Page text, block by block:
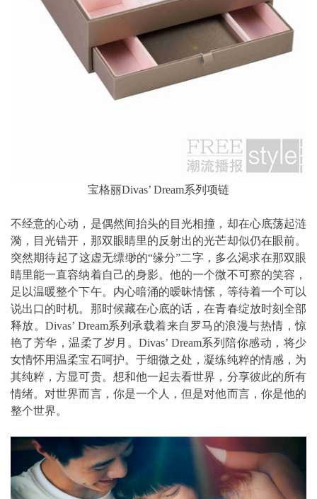
宝格丽Divas’ Dream系列项链
不经意的心动，是偶然间抬头的目光相撞，却在心底荡起涟
漪，目光错开，那双眼睛里的反射出的光芒却似仍在眼前。
突然期待起了这虚无缥缈的“缘分”二字，多么渴求在那双眼
睛里能一直容纳着自己的身影。他的一个微不可察的笑容，
足以温暖整个下午。内心暗涌的暧昧情愫，等待着一个可以
说出口的时机。那时候藏在心底的话，在青春绽放时刻全部
释放。Divas’ Dream系列承载着来自罗马的浪漫与热情，惊
艳了芳华，温柔了岁月。Divas’ Dream系列陪你感动，将少
女情怀用温柔宝石呵护。于细微之处，凝练纯粹的情感，为
其纯粹，方显可贵。想和他一起去看世界，分享彼此的所有
情绪。对世界而言，你是一个人，但是对他而言，你是他的
整个世界。